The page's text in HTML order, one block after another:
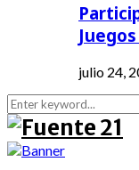
julio 24,
Search
for: